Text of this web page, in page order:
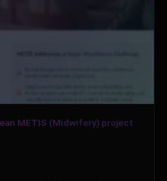
METIS (Midwifery) project